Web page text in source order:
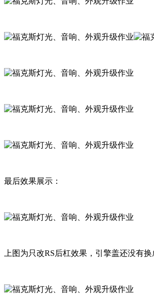
最后效果展示：
上图为只改RS后杠效果，引擎盖还没有